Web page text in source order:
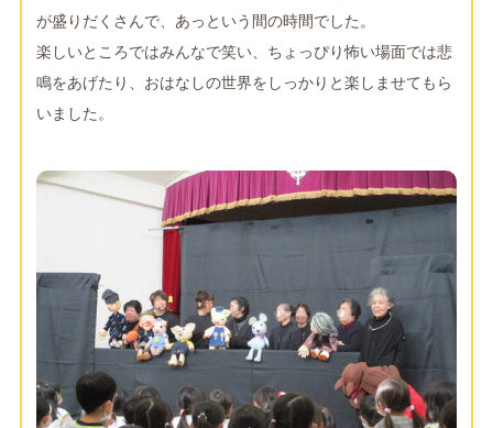
が盛りだくさんで、あっという間の時間でした。
楽しいところではみんなで笑い、ちょっぴり怖い場面では悲
鳴をあげたり、おはなしの世界をしっかりと楽しませてもら
いました。